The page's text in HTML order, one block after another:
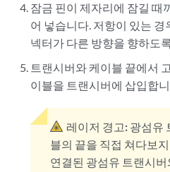
잠금 핀이 제자리에 잠길 때
어 넣습니다. 저항이 있는
넥터가 다른 방향을 향하도
트랜시버와 케이블 끝에서
이블을 트랜시버에 삽입합
레이저 경고: 광섬유
블의 끝을 직접 쳐다보
연결된 광섬유 트랜시